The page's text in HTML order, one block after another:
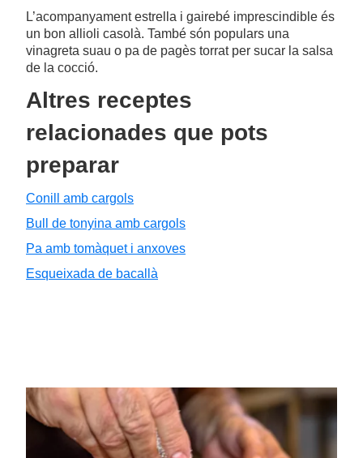
L’acompanyament estrella i gairebé imprescindible és
un bon allioli casolà. També són populars una
vinagreta suau o pa de pagès torrat per sucar la salsa
de la cocció.
Altres receptes
relacionades que pots
preparar
Conill amb cargols
Bull de tonyina amb cargols
Pa amb tomàquet i anxoves
Esqueixada de bacallà